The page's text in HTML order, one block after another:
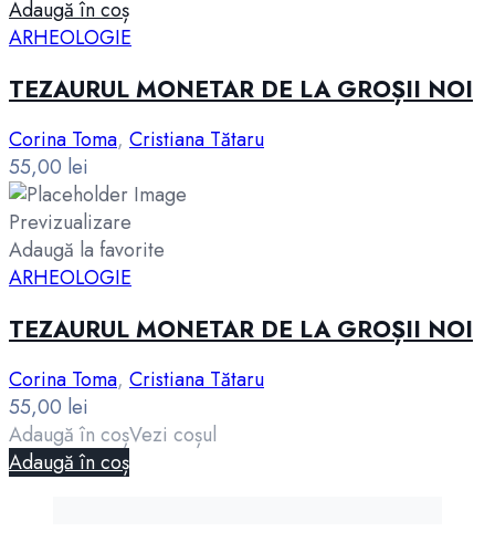
Adaugă în coș
ARHEOLOGIE
TEZAURUL MONETAR DE LA GROȘII NOI
Corina Toma, Cristiana Tătaru
55,00 lei
Previzualizare
Adaugă la favorite
ARHEOLOGIE
TEZAURUL MONETAR DE LA GROȘII NOI
Corina Toma, Cristiana Tătaru
55,00 lei
Adaugă în coșVezi coșul
Adaugă în coș